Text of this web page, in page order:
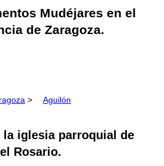
Mudéjares en el
de Zaragoza.
> Aguilón
la iglesia parroquial de
Rosario.